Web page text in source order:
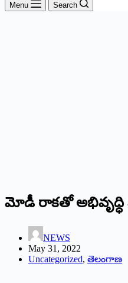
Menu Search
మోడీ రాకతో అభివృద్ధి
NEWS
May 31, 2022
Uncategorized, తెలంగాణ